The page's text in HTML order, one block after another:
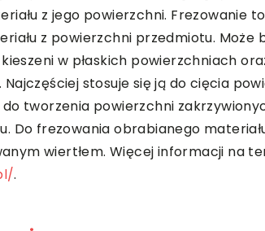
z jego powierzchni. Frezowanie
z powierzchni przedmiotu. Może
w płaskich powierzchniach
stosuje się ją do cięcia
tworzenia powierzchni
Do frezowania obrabianego
wiertłem. Więcej informacji na
.